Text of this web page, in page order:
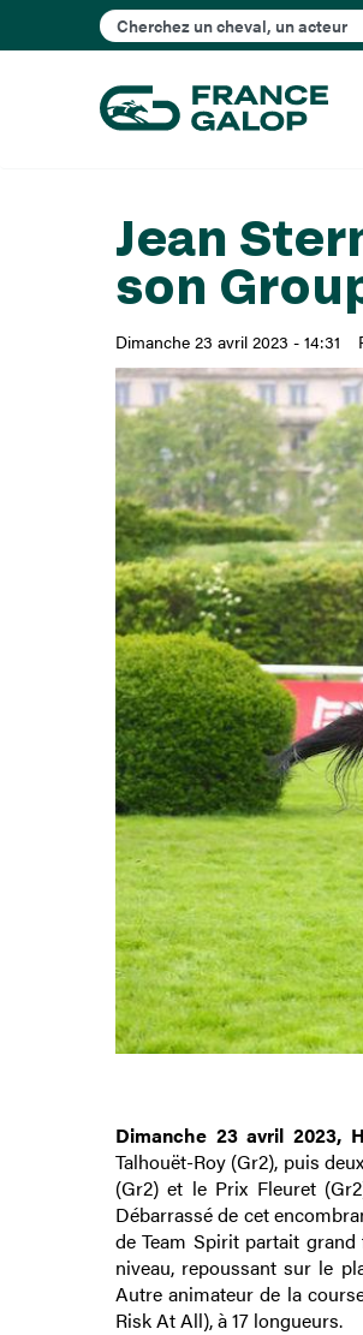
Rechercher
Jean
son
Dimanche 23 avril 2023 - 14:31
Dimanche 23 avril 2023,
Talhouët-Roy (Gr2), puis
(Gr2) et le Prix Fleuret
Débarrassé de cet
de Team Spirit partait
niveau, repoussant sur le
Autre animateur de la
Risk At All), à 17 longueurs.